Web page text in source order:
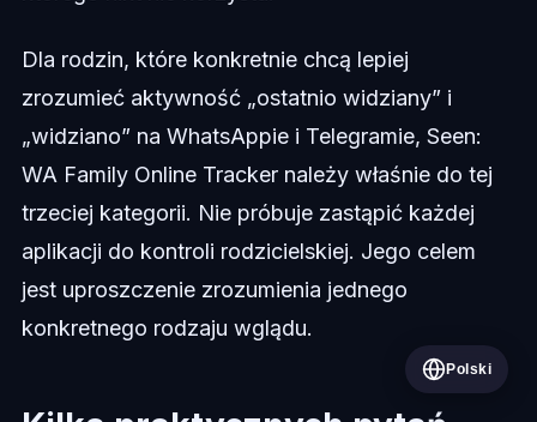
Dla rodzin, które konkretnie chcą lepiej
zrozumieć aktywność „ostatnio widziany” i
„widziano” na WhatsAppie i Telegramie, Seen:
WA Family Online Tracker należy właśnie do tej
trzeciej kategorii. Nie próbuje zastąpić każdej
aplikacji do kontroli rodzicielskiej. Jego celem
jest uproszczenie zrozumienia jednego
konkretnego rodzaju wglądu.
Polski